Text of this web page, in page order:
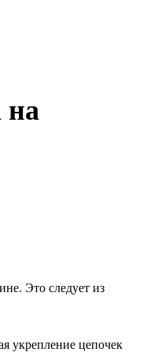
на
Это следует из
укрепление цепочек